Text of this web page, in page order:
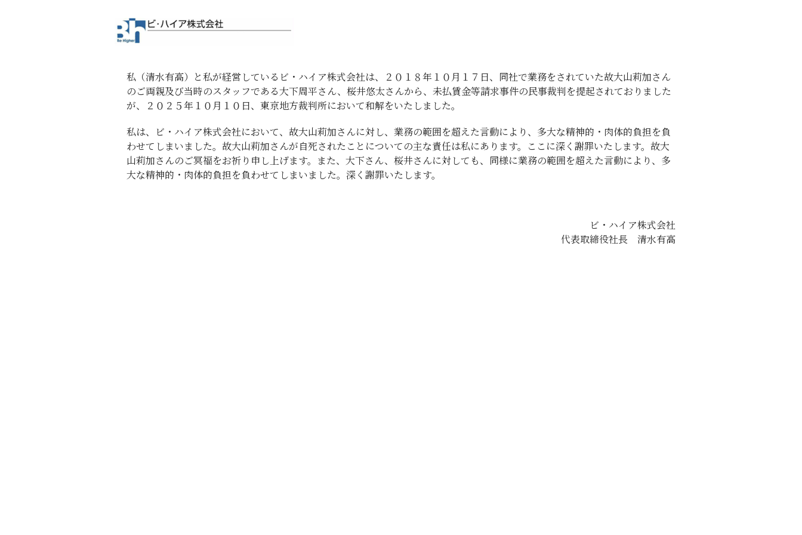
私（清水有高）と私が経営しているビ・ハイア株式会社は、２０１８年１０月１７日、同社で業務をされていた故大山莉加さん
のご両親及び当時のスタッフである大下周平さん、桜井悠太さんから、未払賃金等請求事件の民事裁判を提起されておりました
が、２０２５年１０月１０日、東京地方裁判所において和解をいたしました。
私は、ビ・ハイア株式会社において、故大山莉加さんに対し、業務の範囲を超えた言動により、多大な精神的・肉体的負担を負
わせてしまいました。故大山莉加さんが自死されたことについての主な責任は私にあります。ここに深く謝罪いたします。故大
山莉加さんのご冥福をお祈り申し上げます。また、大下さん、桜井さんに対しても、同様に業務の範囲を超えた言動により、多
大な精神的・肉体的負担を負わせてしまいました。深く謝罪いたします。
ビ・ハイア株式会社
代表取締役社長 清水有高